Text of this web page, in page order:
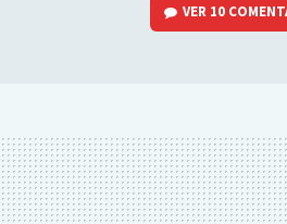
VER 10